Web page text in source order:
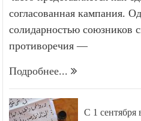
согласованная кампания.
солидарностью союзников
противоречия —
Подробнее...
С 1 сентября